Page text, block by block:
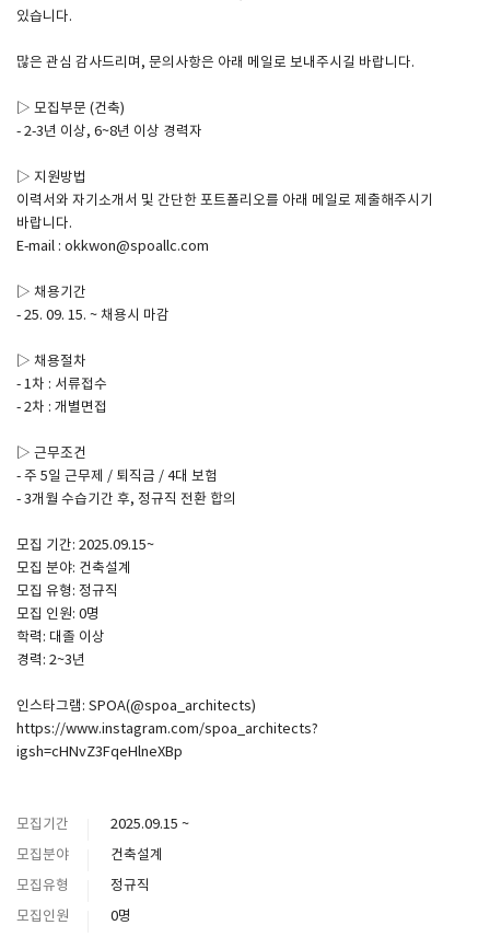
SPACE 소개
광고문의
Contact
있습니다.
많은 관심 감사드리며, 문의사항은 아래 메일로 보내주시길 바랍니다.
▷ 모집부문 (건축)
- 2-3년 이상, 6~8년 이상 경력자
▷ 지원방법
이력서와 자기소개서 및 간단한 포트폴리오를 아래 메일로 제출해주시기
바랍니다.
E-mail : okkwon@spoallc.com
▷ 채용기간
- 25. 09. 15. ~ 채용시 마감
▷ 채용절차
- 1차 : 서류접수
- 2차 : 개별면접
▷ 근무조건
- 주 5일 근무제 / 퇴직금 / 4대 보험
- 3개월 수습기간 후, 정규직 전환 합의
모집 기간: 2025.09.15~
모집 분야: 건축설계
모집 유형: 정규직
모집 인원: 0명
학력: 대졸 이상
경력: 2~3년
인스타그램: SPOA(@spoa_architects)
https://www.instagram.com/spoa_architects?
igsh=cHNvZ3FqeHlneXBp
모집기간
2025.09.15 ~
모집분야
건축설계
모집유형
정규직
모집인원
0명